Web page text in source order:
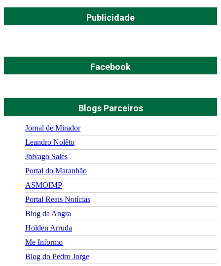
Publicidade
Facebook
Blogs Parceiros
Jornal de Mirador
Leandro Nolêto
Jhivago Sales
Portal do Maranhão
ASMOIMP
Portal Reais Notí­cias
Blog da Angra
Holden Arruda
Me Informo
Blog do Pedro Jorge